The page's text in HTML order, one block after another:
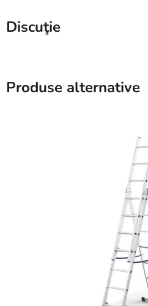
Discuţie
Produse alternative